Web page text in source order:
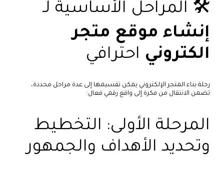
🛠️ المراحل الأساسية لـ
إنشاء موقع متجر
الكتروني احترافي
رحلة بناء المتجر الإلكتروني يمكن تقسيمها إلى عدة مراحل محددة،
تضمن الانتقال من فكرة إلى واقع رقمي فعال:
المرحلة الأولى: التخطيط
وتحديد الأهداف والجمهور